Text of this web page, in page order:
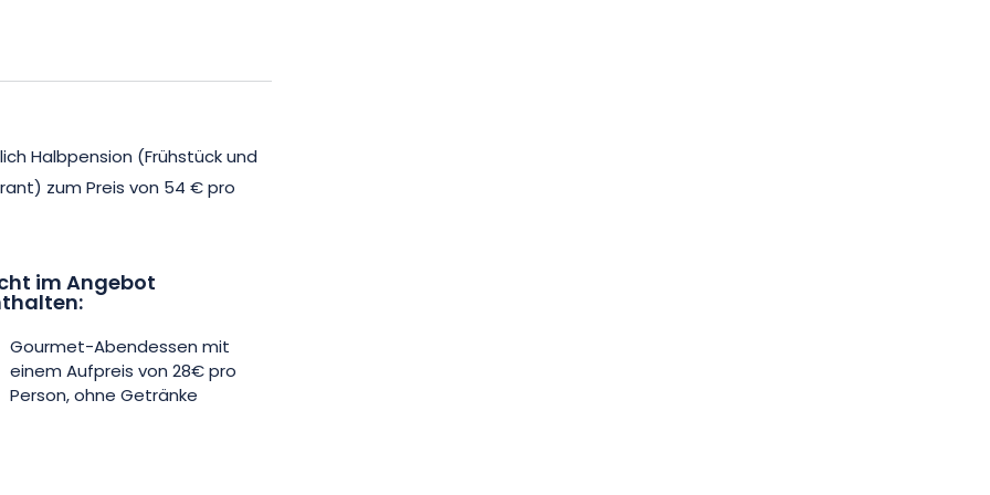
und umweltfreundlich sind.
einer totalen Verbindung mit
können Sie die
hübsch in den Garten
Bleu Minuit auch zu
Partner, dem Restaurant
traditionelle elsässische
Sinneserfahrungen mit
und in der Umgebung
Halbpension (Frühstück und
zum Preis von 54 € pro
im Angebot
Gourmet-Abendessen mit
einem Aufpreis von 28€ pro
Person, ohne Getränke